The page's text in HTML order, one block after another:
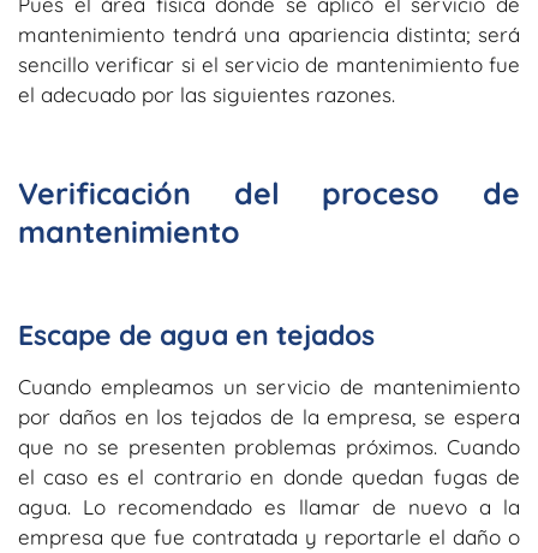
mantenimiento tendrá una apariencia distinta; será
sencillo verificar si el servicio de mantenimiento fue
el adecuado por las siguientes razones.
Verificación del proceso de
mantenimiento
Escape de agua en tejados
Cuando empleamos un servicio de mantenimiento
por daños en los tejados de la empresa, se espera
que no se presenten problemas próximos. Cuando
el caso es el contrario en donde quedan fugas de
agua. Lo recomendado es llamar de nuevo a la
empresa que fue contratada y reportarle el daño o